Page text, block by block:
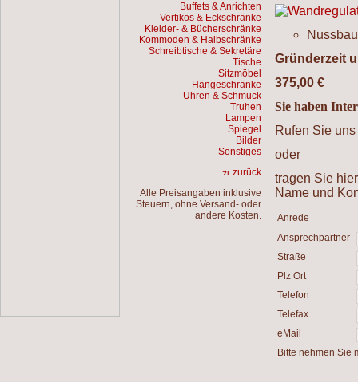
Buffets & Anrichten
Vertikos & Eckschränke
Kleider- & Bücherschränke
Kommoden & Halbschränke
Schreibtische & Sekretäre
Tische
Sitzmöbel
Hängeschränke
Uhren & Schmuck
Truhen
Lampen
Spiegel
Bilder
Sonstiges
zurück
Alle Preisangaben inklusive
Steuern, ohne Versand- oder
andere Kosten.
Gründerzeit
375,00 €
Sie haben
Rufen Sie
oder
tragen Sie
Name und
Anrede
Ansprechpartner
Straße
Plz Ort
Telefon
Telefax
eMail
Bitte nehmen Sie